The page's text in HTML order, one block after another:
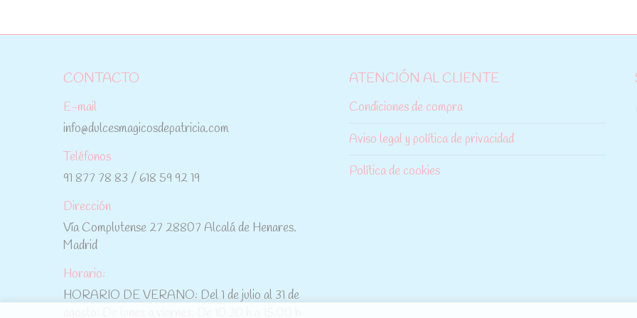
CONTACTO
E-mail
info@dulcesmagicosdepatricia.com
Teléfonos
91 877 78 83 / 618 59 92 19
Dirección
Vía Complutense 27 28807 Alcalá de Henares.
Madrid
Horario:
HORARIO DE VERANO: Del 1 de julio al 31 de
ATENCIÓN AL CLIENTE
Condiciones de compra
Aviso legal y política de privacidad
Política de cookies